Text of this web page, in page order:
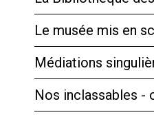
Le musée mis en
Médiations
Nos inclassables -